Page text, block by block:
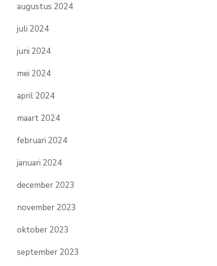
augustus 2024
juli 2024
juni 2024
mei 2024
april 2024
maart 2024
februari 2024
januari 2024
december 2023
november 2023
oktober 2023
september 2023